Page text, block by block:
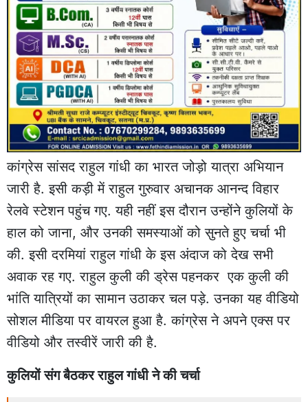
कांग्रेस सांसद राहुल गांधी का भारत जोड़ो यात्रा अभियान
जारी है. इसी कड़ी में राहुल गुरुवार अचानक आनन्द विहार
रेलवे स्टेशन पहुंच गए. यही नहीं इस दौरान उन्होंने कुलियों के
हाल को जाना, और उनकी समस्याओं को सुनते हुए चर्चा भी
की. इसी दरमियां राहुल गांधी के इस अंदाज को देख सभी
अवाक रह गए. राहुल कुली की ड्रेस पहनकर एक कुली की
भांति यात्रियों का सामान उठाकर चल पड़े. उनका यह वीडियो
सोशल मीडिया पर वायरल हुआ है. कांग्रेस ने अपने एक्स पर
वीडियो और तस्वीरें जारी की है.
कुलियों संग बैठकर राहुल गांधी ने की चर्चा